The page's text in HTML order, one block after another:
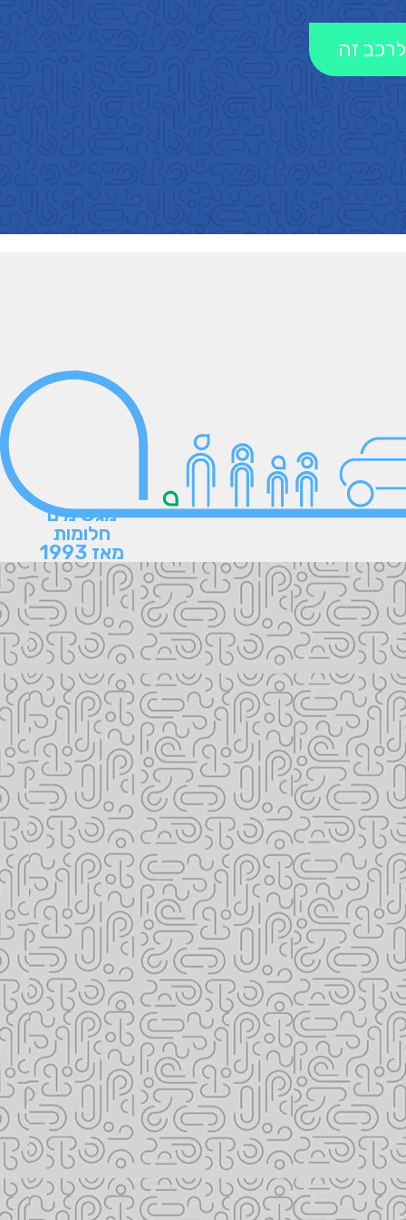
זה
מגשימים
חלומות
מאז 1993